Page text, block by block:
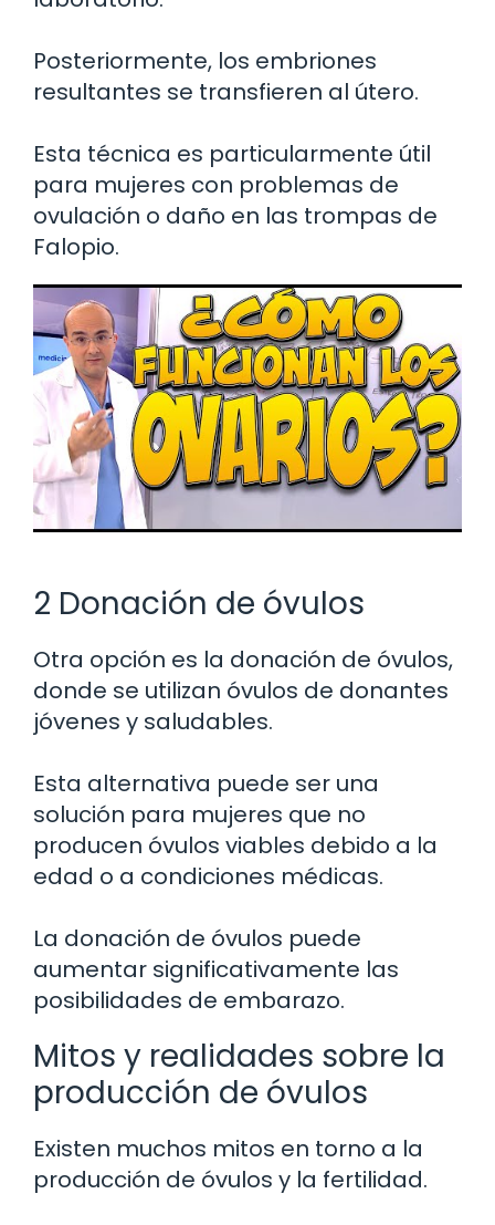
Posteriormente, los embriones
resultantes se transfieren al útero.
Esta técnica es particularmente útil
para mujeres con problemas de
ovulación o daño en las trompas de
Falopio.
2 Donación de óvulos
Otra opción es la donación de óvulos,
donde se utilizan óvulos de donantes
jóvenes y saludables.
Esta alternativa puede ser una
solución para mujeres que no
producen óvulos viables debido a la
edad o a condiciones médicas.
La donación de óvulos puede
aumentar significativamente las
posibilidades de embarazo.
Mitos y realidades sobre la
producción de óvulos
Existen muchos mitos en torno a la
producción de óvulos y la fertilidad.